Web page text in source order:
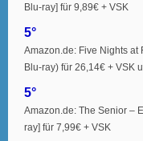
Blu-ray] für 9,89€ + VSK
5°
Amazon.de: Five Nights at
Blu-ray) für 26,14€ + VSK
5°
Amazon.de: The Senior –
ray] für 7,99€ + VSK